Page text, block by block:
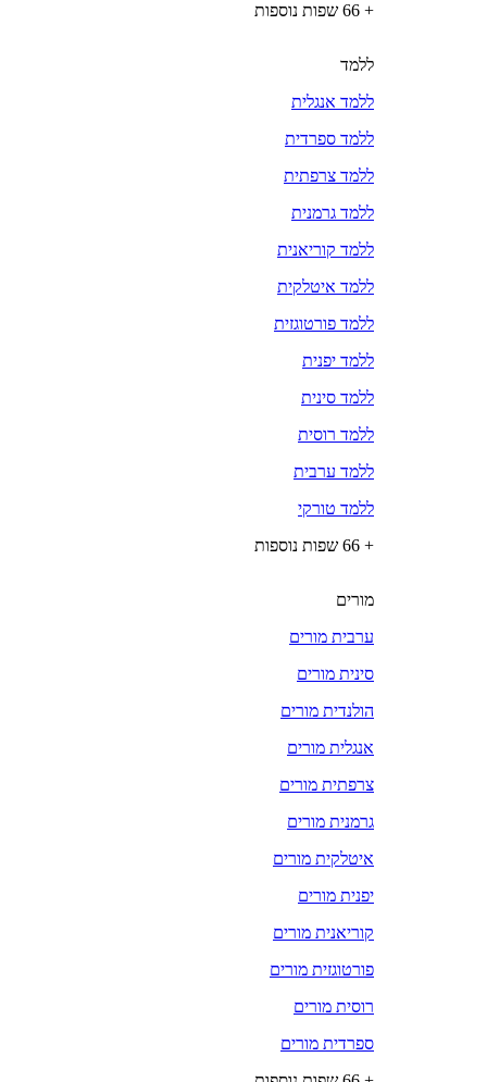
+ 66 שפות נוספות
ללמד
ללמד אנגלית
ללמד ספרדית
ללמד צרפתית
ללמד גרמנית
ללמד קוריאנית
ללמד איטלקית
ללמד פורטוגזית
ללמד יפנית
ללמד סינית
ללמד רוסית
ללמד ערבית
ללמד טורקי
+ 66 שפות נוספות
מורים
ערבית מורים
סינית מורים
הולנדית מורים
אנגלית מורים
צרפתית מורים
גרמנית מורים
איטלקית מורים
יפנית מורים
קוריאנית מורים
פורטוגזית מורים
רוסית מורים
ספרדית מורים